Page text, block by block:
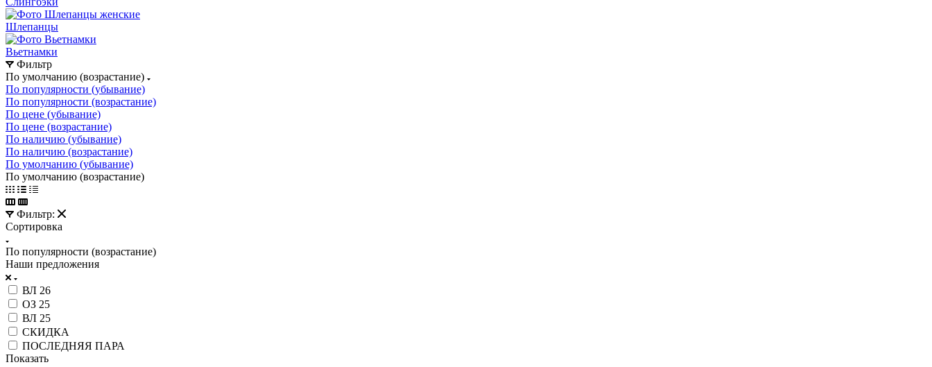
Шлепанцы
Вьетнамки
Фильтр
По умолчанию (возрастание)
По популярности (убывание)
По популярности (возрастание)
По цене (убывание)
По цене (возрастание)
По наличию (убывание)
По наличию (возрастание)
По умолчанию (убывание)
По умолчанию (возрастание)
Фильтр:
Сортировка
По популярности (возрастание)
Наши предложения
ВЛ 26
ОЗ 25
ВЛ 25
СКИДКА
ПОСЛЕДНЯЯ ПАРА
Показать